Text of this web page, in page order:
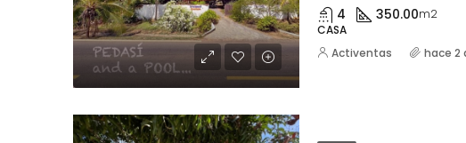
4 350.00m2
CASA
Activentas hace 2